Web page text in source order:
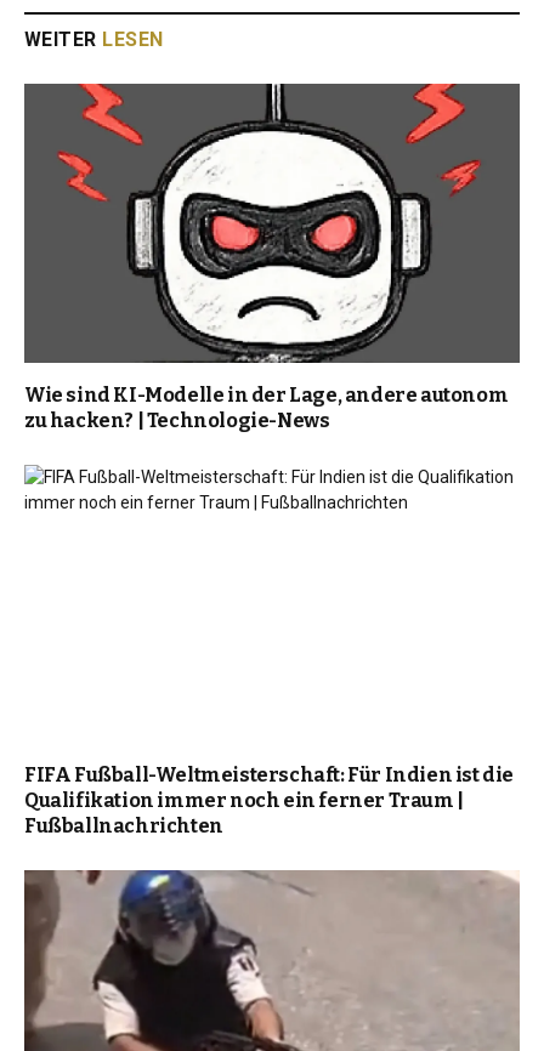
WEITER LESEN
Wie sind KI-Modelle in der Lage, andere autonom
zu hacken? | Technologie-News
FIFA Fußball-Weltmeisterschaft: Für Indien ist die
Qualifikation immer noch ein ferner Traum |
Fußballnachrichten